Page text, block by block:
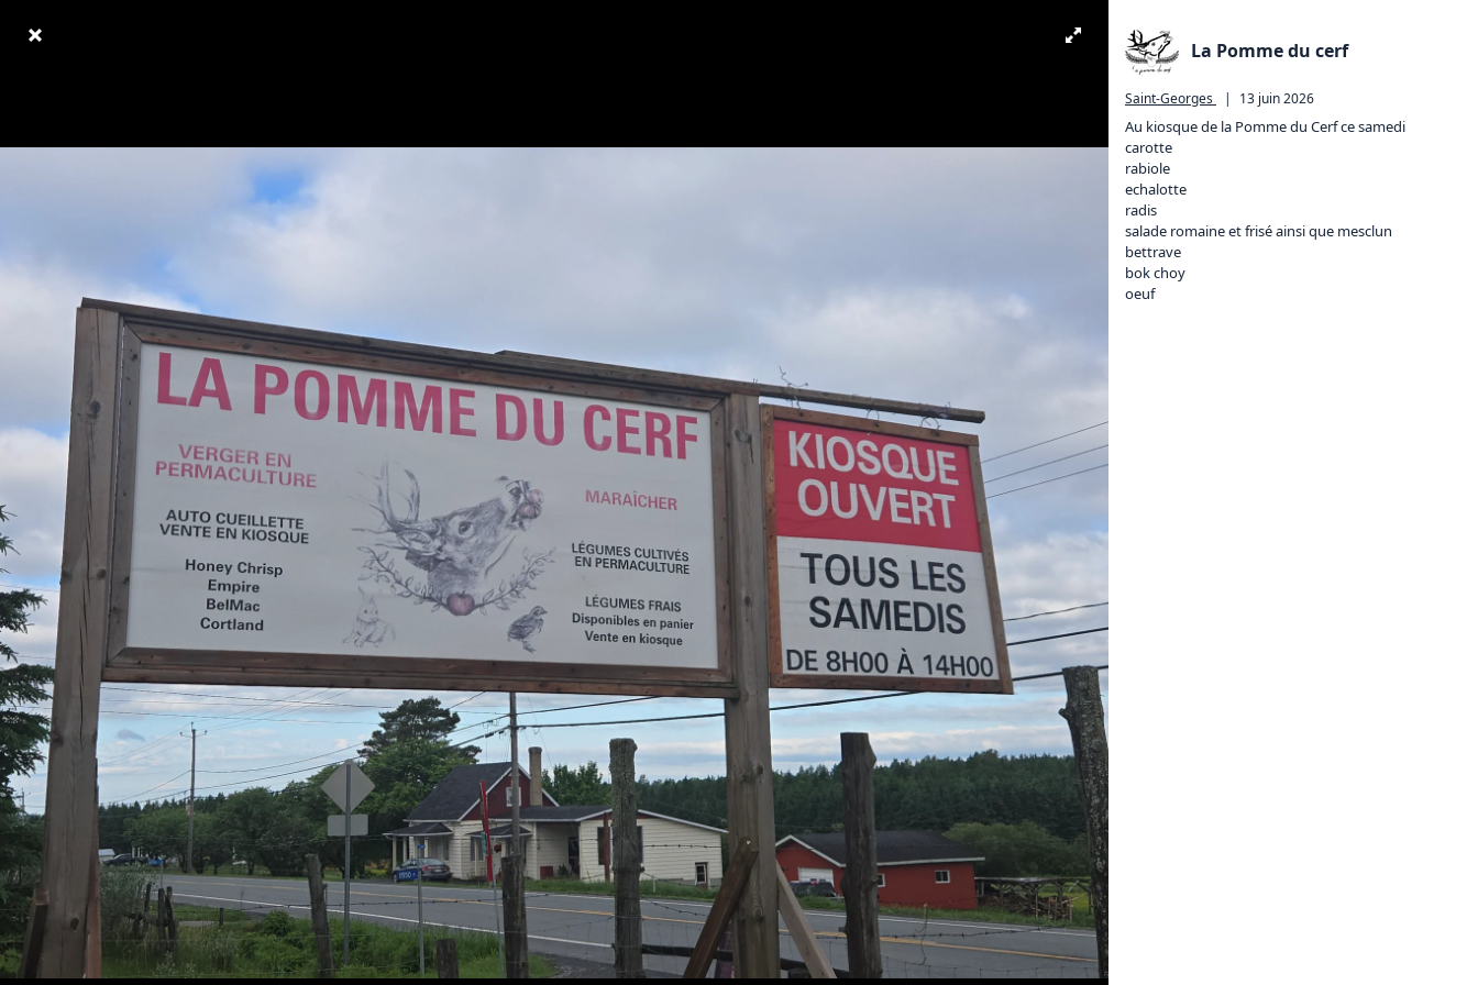
La Pomme du cerf
Saint-Georges | 13 juin 2026
Au kiosque de la Pomme du Cerf ce samedi
carotte
rabiole
echalotte
radis
salade romaine et frisé ainsi que mesclun
bettrave
bok choy
oeuf